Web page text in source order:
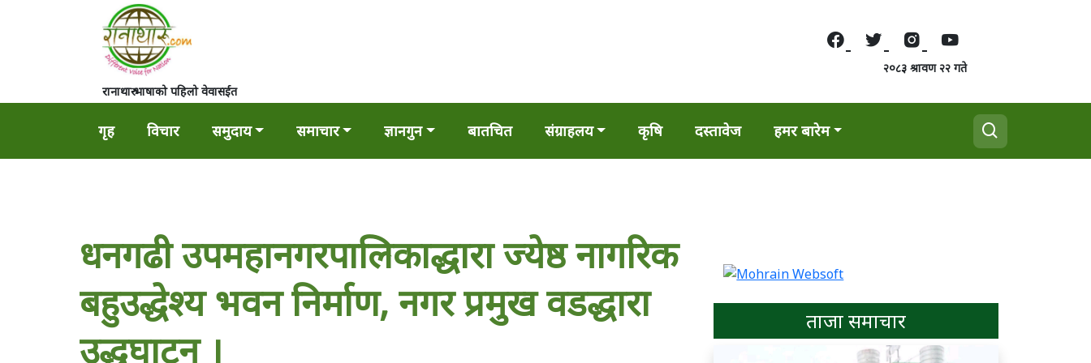
रानाथारु भाषाको पहिलो वेवासईत
२०८३ श्रावण २२ गते
गृह विचार समुदाय समाचार ज्ञानगुन बातचित संग्राहलय कृषि दस्तावेज हमर बारेम
धनगढी उपमहानगरपालिकाद्धारा ज्येष्ठ नागरिक
बहुउद्धेश्य भवन निर्माण, नगर प्रमुख वडद्धारा
उद्धघाटन ।
ताजा समाचार